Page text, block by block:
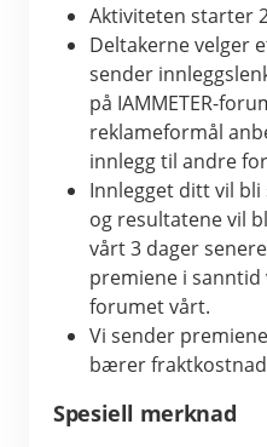
Aktiviteten starter
Deltakerne velger
sender
på IAMMETER-
reklameformål
innlegg til andre
Innlegget ditt vil
og resultatene vil
vårt 3 dager
premiene i
forumet vårt.
Vi sender
bærer
Spesiell merknad